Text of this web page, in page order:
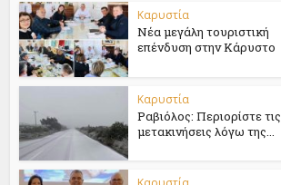
Καρυστία
Νέα μεγάλη τουριστική
επένδυση στην Κάρυστο
Καρυστία
Ραβιόλος: Περιορίστε τις
μετακινήσεις λόγω της...